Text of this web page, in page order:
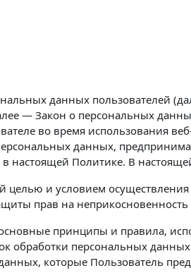
данных пользователей
— Закон о персональных
во время использования
данных,
настоящей Политике. В
целью и условием
прав на
принципы и правила,
обработки персональных
которые Пользователь